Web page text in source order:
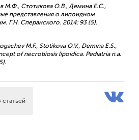
М.Ф., Стотикова О.В., Демина Е.С.,
представления о липоидном
Г.Н. Сперанского. 2014; 93 (5).
M.F., Stotikova O.V., Demina E.S.,
of necrobiosis lipoidica. Pediatria n.a.
статьей